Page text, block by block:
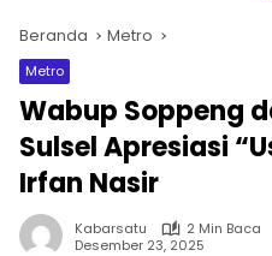
Beranda Metro
Metro
Wabup Soppeng
Sulsel Apresiasi
Irfan Nasir
Kabarsatu
2 Min Baca
Desember 23, 2025